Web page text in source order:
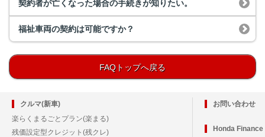
契約者が亡くなった場合の手続きが知りたい。
福祉車両の契約は可能ですか？
FAQトップへ戻る
クルマ(新車)
楽らくまるごとプラン(楽まる)
残価設定型クレジット(残クレ)
お問い合わせ
Honda Finance